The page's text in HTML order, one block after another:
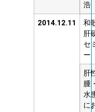
浩
2014.12.11
和
肝
セ
ー
肝
腫
水
に